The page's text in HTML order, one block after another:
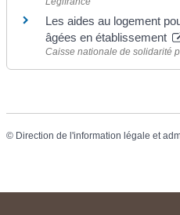
Les aides au logement
âgées en établissement
Caisse nationale de solidarité
© Direction de l'information légale et